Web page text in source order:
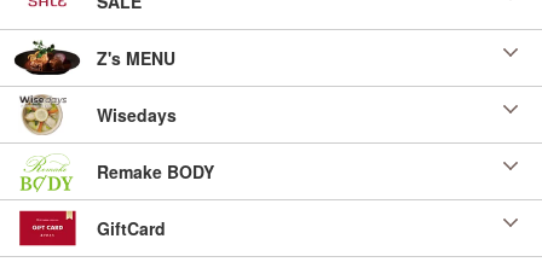
Z's MENU
Wisedays
Remake BODY
GiftCard